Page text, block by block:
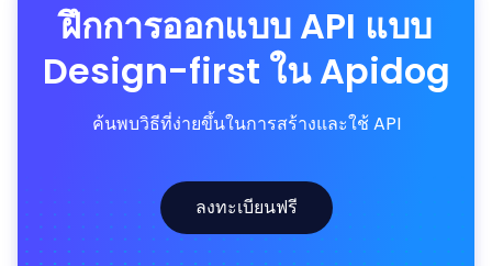
ฝึกการออกแบบ API แบบ
Design-first ใน Apidog
ค้นพบวิธีที่ง่ายขึ้นในการสร้างและใช้ API
ลงทะเบียนฟรี